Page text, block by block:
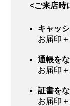
<ご来店時
キャッ
お届印
通帳を
お届印
証書を
お届印